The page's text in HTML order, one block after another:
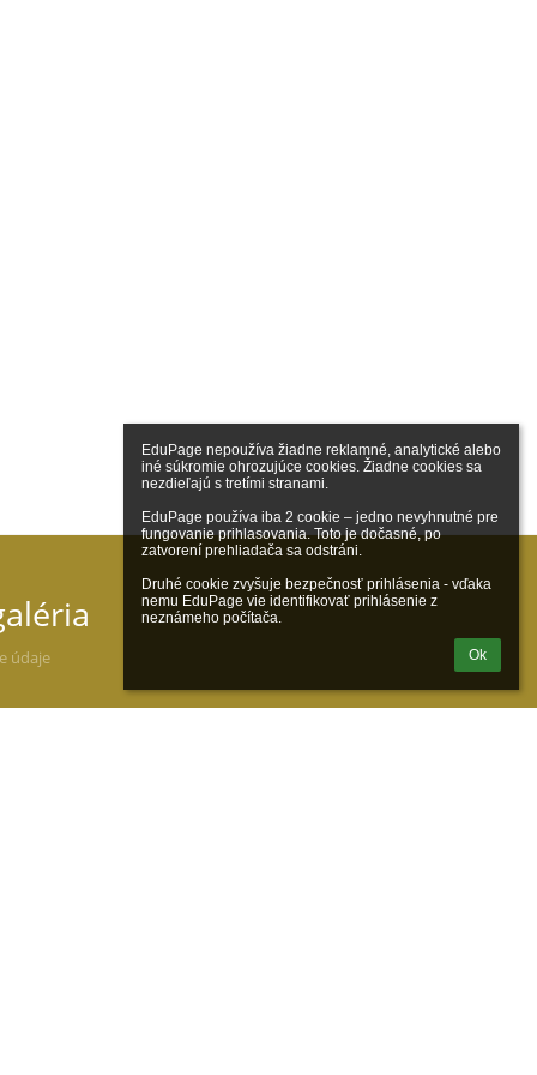
EduPage nepoužíva žiadne reklamné, analytické alebo
iné súkromie ohrozujúce cookies. Žiadne cookies sa
nezdieľajú s tretími stranami.
EduPage používa iba 2 cookie – jedno nevyhnutné pre
fungovanie prihlasovania. Toto je dočasné, po
zatvorení prehliadača sa odstráni.
Druhé cookie zvyšuje bezpečnosť prihlásenia - vďaka
nemu EduPage vie identifikovať prihlásenie z
neznámeho počítača.
Ok
údaje